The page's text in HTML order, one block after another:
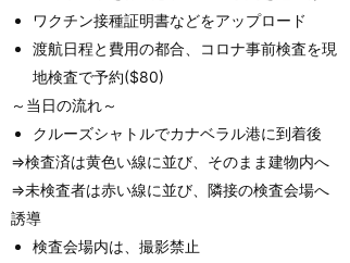
ワクチン接種証明書などをアップロード
渡航日程と費用の都合、コロナ事前検査を現
地検査で予約($80)
～当日の流れ～
クルーズシャトルでカナベラル港に到着後
⇒検査済は黄色い線に並び、そのまま建物内へ
⇒未検査者は赤い線に並び、隣接の検査会場へ
誘導
検査会場内は、撮影禁止